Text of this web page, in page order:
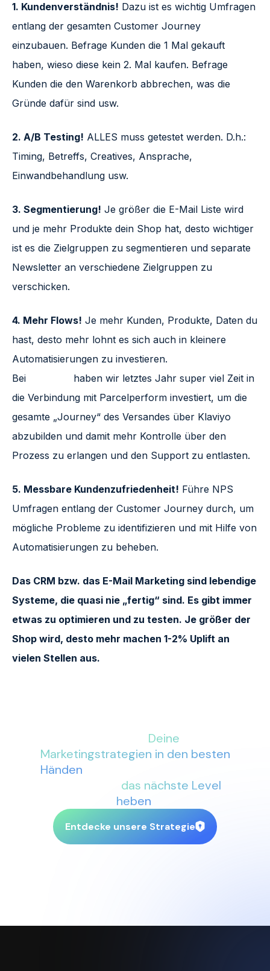
1. Kundenverständnis! Dazu ist es wichtig Umfragen
entlang der gesamten Customer Journey
einzubauen. Befrage Kunden die 1 Mal gekauft
haben, wieso diese kein 2. Mal kaufen. Befrage
Kunden die den Warenkorb abbrechen, was die
Gründe dafür sind usw.
2. A/B Testing! ALLES muss getestet werden. D.h.:
Timing, Betreffs, Creatives, Ansprache,
Einwandbehandlung usw.
3. Segmentierung! Je größer die E-Mail Liste wird
und je mehr Produkte dein Shop hat, desto wichtiger
ist es die Zielgruppen zu segmentieren und separate
Newsletter an verschiedene Zielgruppen zu
verschicken.
4. Mehr Flows! Je mehr Kunden, Produkte, Daten du
hast, desto mehr lohnt es sich auch in kleinere
Automatisierungen zu investieren.
Bei
haben wir letztes Jahr super viel Zeit in
die Verbindung mit Parcelperform investiert, um die
gesamte „Journey“ des Versandes über Klaviyo
abzubilden und damit mehr Kontrolle über den
Prozess zu erlangen und den Support zu entlasten.
5. Messbare Kundenzufriedenheit! Führe NPS
Umfragen entlang der Customer Journey durch, um
mögliche Probleme zu identifizieren und mit Hilfe von
Automatisierungen zu beheben.
Das CRM bzw. das E-Mail Marketing sind lebendige
Systeme, die quasi nie „fertig“ sind. Es gibt immer
etwas zu optimieren und zu testen. Je größer der
Shop wird, desto mehr machen 1-2% Uplift an
vielen Stellen aus.
Deine
Marketingstrategien in den besten
Händen
das nächste Level
heben
Entdecke unsere Strategie